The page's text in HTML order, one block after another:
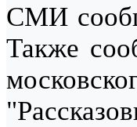
СМИ
Также